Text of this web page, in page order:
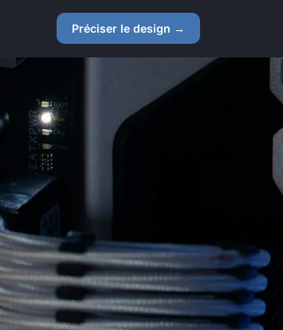
Préciser le design →